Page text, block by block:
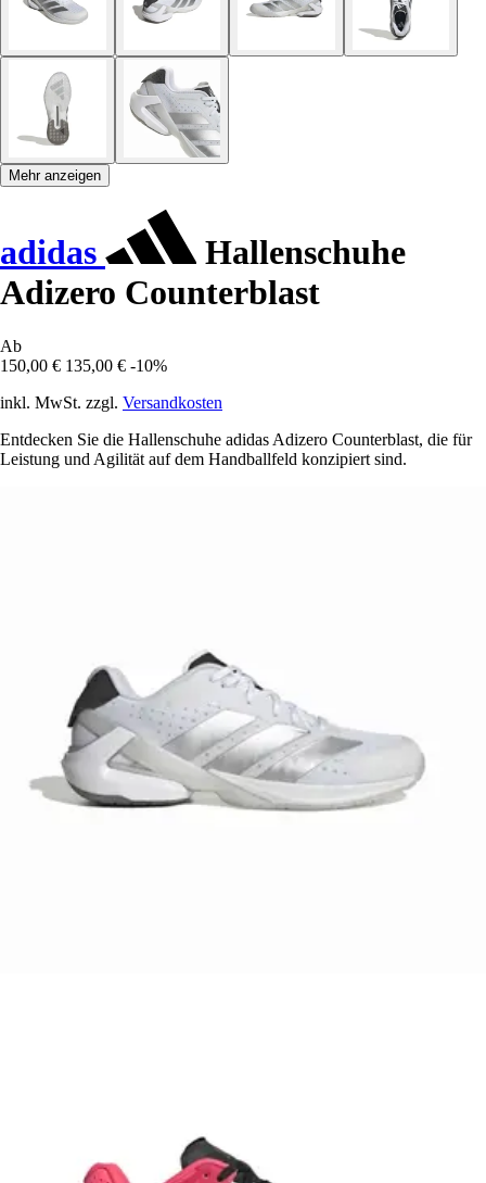
Mehr anzeigen
adidas
Hallenschuhe
Adizero Counterblast
Ab
150,00 € 135,00 € -10%
inkl. MwSt. zzgl. Versandkosten
Entdecken Sie die Hallenschuhe adidas Adizero Counterblast, die für
Leistung und Agilität auf dem Handballfeld konzipiert sind.